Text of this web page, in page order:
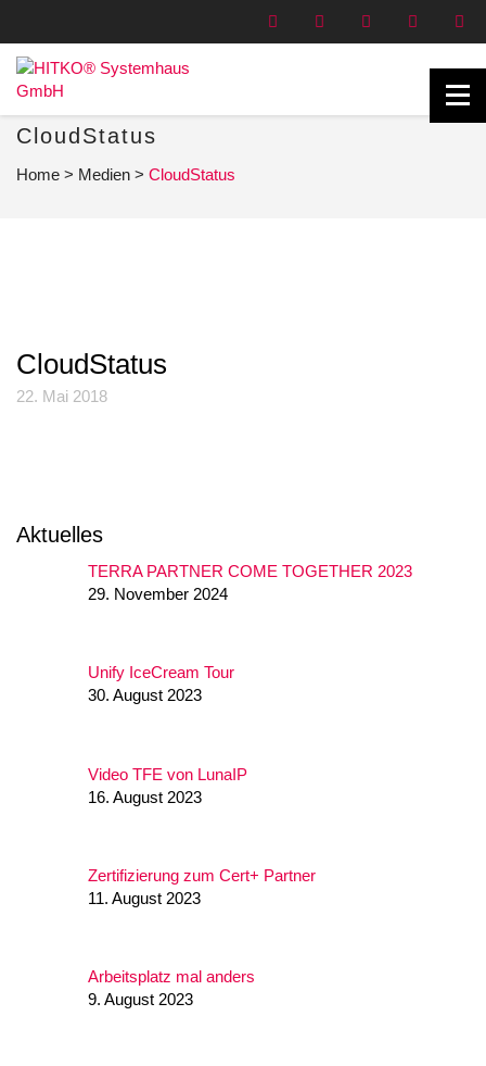
CloudStatus
Home > Medien > CloudStatus
CloudStatus
22. Mai 2018
Aktuelles
TERRA PARTNER COME TOGETHER 2023
29. November 2024
Unify IceCream Tour
30. August 2023
Video TFE von LunaIP
16. August 2023
Zertifizierung zum Cert+ Partner
11. August 2023
Arbeitsplatz mal anders
9. August 2023